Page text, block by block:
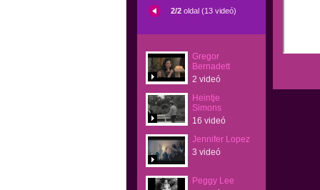
2/2 oldal (13 videó)
Gregor
Bernadett
2 videó
Heintje
Simons
16 videó
Jennifer Lopez
3 videó
Peggy Lee